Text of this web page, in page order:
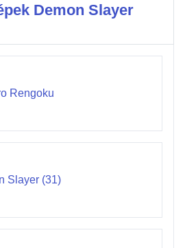
Demon Slayer
Rengoku
Slayer (31)